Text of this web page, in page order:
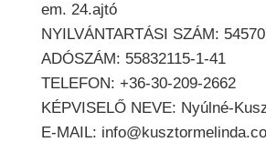
em. 24.ajtó
NYILVÁNTARTÁSI SZÁM:
ADÓSZÁM: 55832115-1-41
TELEFON: +36-30-209-2662
KÉPVISELŐ NEVE: Nyúlné-
E-MAIL: